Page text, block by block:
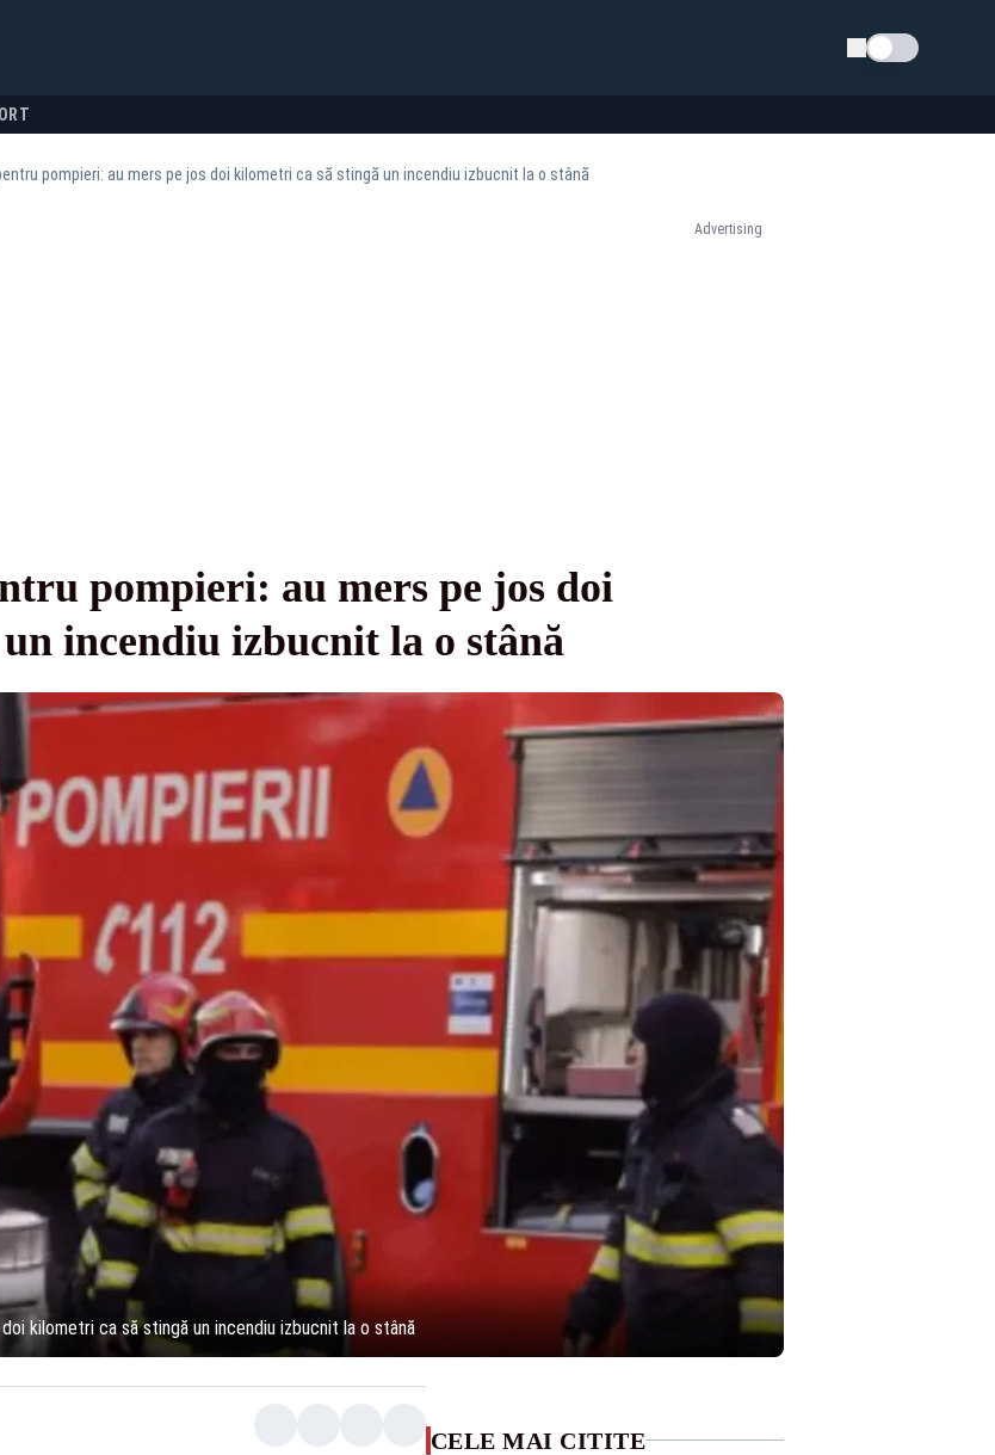
Schimba tema
pompieri: au mers pe jos doi kilometri ca să stingă un incendiu izbucnit la o stână
Advertising
pompieri: au mers pe jos doi
incendiu izbucnit la o stână
kilometri ca să stingă un incendiu izbucnit la o stână
CELE MAI CITITE